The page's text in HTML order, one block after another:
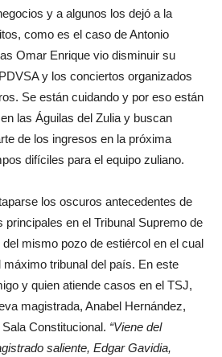
y a algunos los dejó a la
como es el caso de Antonio
Omar Enrique vio disminuir su
y los conciertos organizados
Se están cuidando y por eso están
las Águilas del Zulia y buscan
de los ingresos en la próxima
difíciles para el equipo zuliano.
los oscuros antecedentes de
en el Tribunal Supremo de
mismo pozo de estiércol en el cual
tribunal del país. En este
y quien atiende casos en el TSJ,
magistrada, Anabel Hernández,
Constitucional. “Viene del
saliente, Edgar Gavidia,